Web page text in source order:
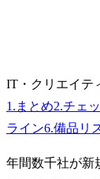
IT・クリエイテ
1 . まとめ2.チェ
ライン6.備品リ
年間数千社が新